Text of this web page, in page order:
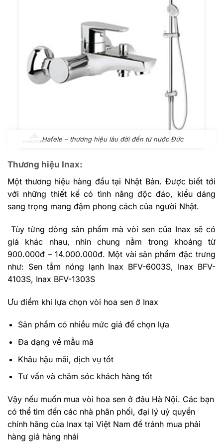
.Hafele – thương hiệu lâu đời đến từ nước Đức
Thương hiệu Inax:
Một thương hiệu hàng đầu tại Nhật Bản. Được biết tới
với những thiết kế có tình năng độc đáo, kiểu dáng
sang trọng mang đậm phong cách của người Nhật.
Tùy từng dòng sản phẩm mà vòi sen của Inax sẽ có
giá khác nhau, nhìn chung nằm trong khoảng từ
900.000đ – 14.000.000đ. Một vài sản phẩm đặc trưng
như: Sen tắm nóng lạnh Inax BFV-6003S, Inax BFV-
4103S, Inax BFV-1303S
Ưu điểm khi lựa chọn vòi hoa sen ở Inax
Sản phẩm có nhiều mức giá để chọn lựa
Đa dạng về mẫu mã
Khâu hậu mãi, dịch vụ tốt
Tư vấn và chăm sóc khách hàng tốt
Vậy nếu muốn mua vòi hoa sen ở đâu Hà Nội. Các bạn
có thể tìm đến các nhà phân phối, đại lý uỷ quyền
chính hãng của Inax tại Việt Nam để tránh mua phải
hàng giả hàng nhái